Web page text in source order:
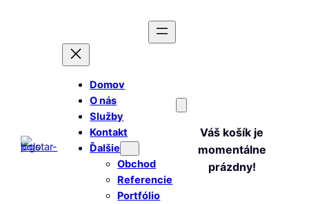
Domov
O nás
Služby
Kontakt
Ďalšie
Obchod
Referencie
Portfólio
Váš košík je
momentálne
prázdny!